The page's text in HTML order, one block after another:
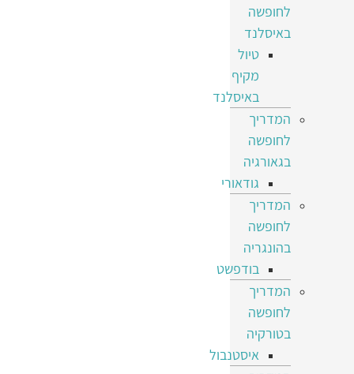
לחופשה
באיסלנד
טיול
מקיף
באיסלנד
המדריך
לחופשה
בגאורגיה
גודאורי
המדריך
לחופשה
בהונגריה
בודפשט
המדריך
לחופשה
בטורקיה
איסטנבול